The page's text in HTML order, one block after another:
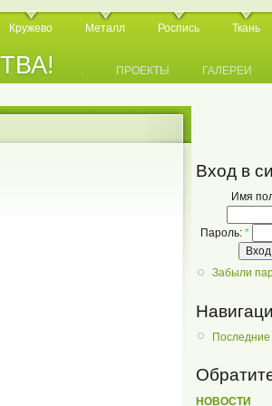
Кружево Металл Роспись Ткань
. . . ПРОЕКТЫ ГАЛЕРЕИ
Вход в
Имя
Пароль: *
Забыли
Последние
НОВОСТИ